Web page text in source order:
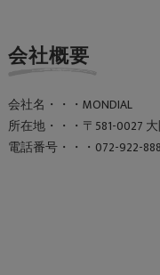
会社概要
会社名・・・MONDIAL
所在地・・・〒581-0027
電話番号・・・072-922-